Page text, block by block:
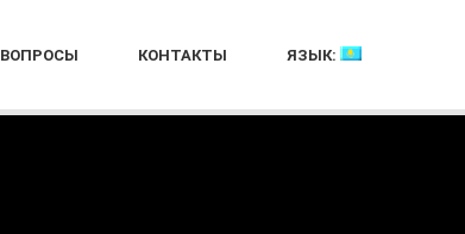
ВОПРОСЫ КОНТАКТЫ ЯЗЫК: